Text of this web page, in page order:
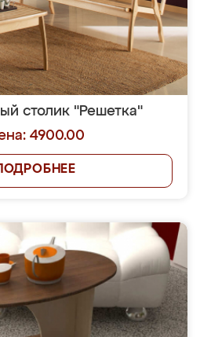
столик "Решетка"
4900.00